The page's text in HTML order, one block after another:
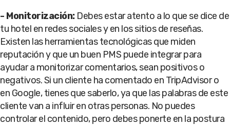
- Monitorización:Debes estar atento a lo que se dice de
tu hotel en redes sociales y en los sitios de reseñas.
Existen las herramientas tecnológicas que miden
reputación y que un buen PMS puede integrar para
ayudar a monitorizar comentarios, sean positivos o
negativos. Si un cliente ha comentado en TripAdvisor o
en Google, tienes que saberlo, ya que las palabras de este
cliente van a influir en otras personas. No puedes
controlar el contenido, pero debes ponerte en la postura